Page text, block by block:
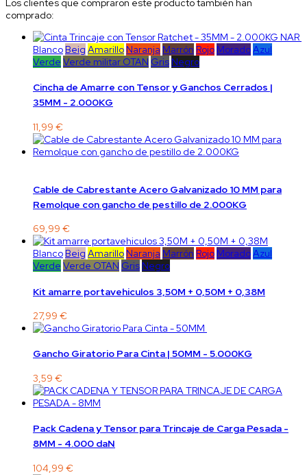
Los clientes que compraron este producto también han
comprado:
Blanco Beig Amarillo Naranja Marrón Rojo MoradoAzul
Verde Verde militar OTAN Gris Negro
Cincha de Amarre con Tensor y Ganchos Cerrados |
35MM - 2.000KG
11,99 €
Cable de Cabrestante Acero Galvanizado 10 MM para
Remolque con gancho de pestillo de 2.000KG
69,99 €
Blanco Beig Amarillo Naranja Marrón Rojo MoradoAzul
Verde Verde OTAN Gris Negro
Kit amarre portavehiculos 3,50M + 0,50M + 0,38M
27,99 €
Gancho Giratorio Para Cinta | 50MM - 5.000KG
3,59 €
Pack Cadena y Tensor para Trincaje de Carga Pesada -
8MM - 4.000 daN
104,99 €